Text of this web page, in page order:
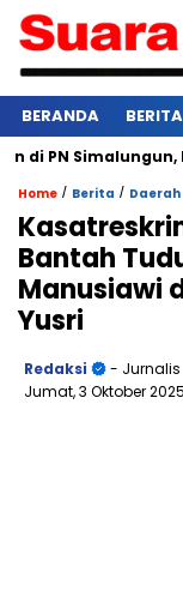
BERANDA BERITA
Simalungun,
Home / Berita / Daerah
Bantah
Manusiawi
Yusri
Redaksi
- Jurnalis
Jumat, 3 Oktober 2025